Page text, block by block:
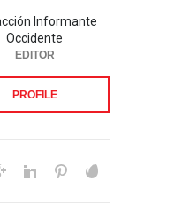
Informante
Occidente
EDITOR
PROFILE